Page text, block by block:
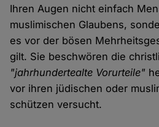
Ihren Augen nicht einfach
muslimischen Glaubens,
es vor der bösen
gilt. Sie beschwören die
"jahrhundertealte Vorurteile"
vor ihren jüdischen oder
schützen versucht.